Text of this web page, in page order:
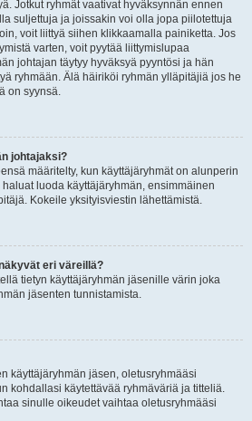
Jotkut ryhmät vaativat hyväksynnän ennen
suljettuja ja joissakin voi olla jopa piilotettuja
voit liittyä siihen klikkaamalla painiketta. Jos
varten, voit pyytää liittymislupaa
johtajan täytyy hyväksyä pyyntösi ja hän
ryhmään. Älä häiriköi ryhmän ylläpitäjiä jos he
on syynsä.
johtajaksi?
määritelty, kun käyttäjäryhmät on alunperin
luoda käyttäjäryhmän, ensimmäinen
Kokeile yksityisviestin lähettämistä.
eri väreillä?
tietyn käyttäjäryhmän jäsenille värin joka
jäsenten tunnistamista.
käyttäjäryhmän jäsen, oletusryhmääsi
kohdallasi käytettävää ryhmäväriä ja titteliä.
sinulle oikeudet vaihtaa oletusryhmääsi